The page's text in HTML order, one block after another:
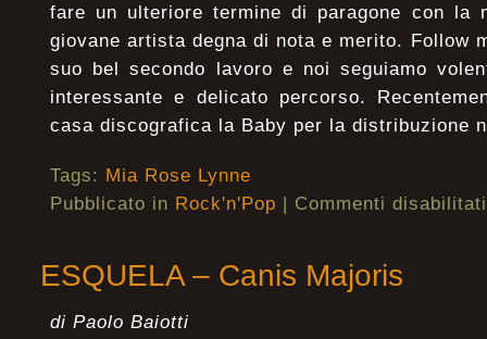
fare un ulteriore termine di paragone con la
giovane artista degna di nota e merito. Follow
suo bel secondo lavoro e noi seguiamo
interessante e delicato percorso.
casa discografica la Baby per la distribuzione
Tags: Mia Rose Lynne
Pubblicato in Rock'n'Pop | Commenti disabilitati
ESQUELA – Canis Majoris
di Paolo Baiotti